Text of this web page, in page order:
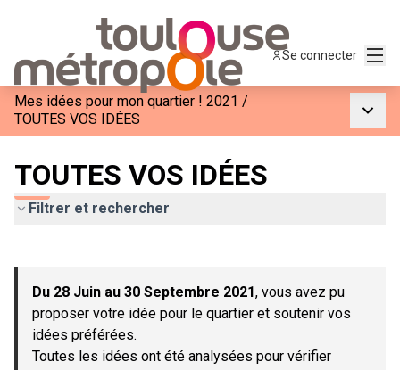
Se connecter
Mes idées pour mon quartier ! 2021 /
TOUTES VOS IDÉES
TOUTES VOS IDÉES
Filtrer et rechercher
−
Du 28 Juin au 30 Septembre 2021, vous avez pu
proposer votre idée pour le quartier et soutenir vos
idées préférées.
Toutes les idées ont été analysées pour vérifier